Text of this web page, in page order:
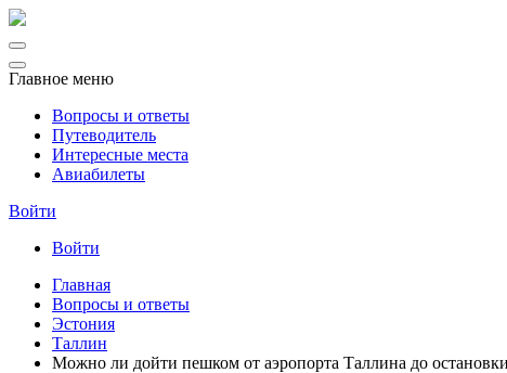
Главное меню
Вопросы и ответы
Путеводитель
Интересные места
Авиабилеты
Войти
Войти
Главная
Вопросы и ответы
Эстония
Таллин
Можно ли дойти пешком от аэропорта Таллина до